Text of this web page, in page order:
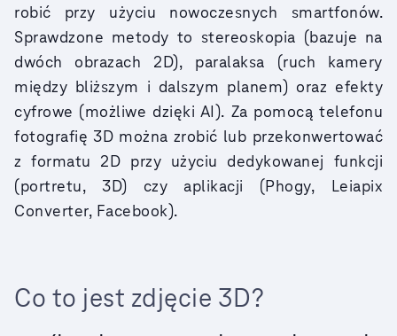
robić przy użyciu nowoczesnych smartfonów.
Sprawdzone metody to stereoskopia (bazuje na
dwóch obrazach 2D), paralaksa (ruch kamery
między bliższym i dalszym planem) oraz efekty
cyfrowe (możliwe dzięki AI). Za pomocą telefonu
fotografię 3D można zrobić lub przekonwertować
z formatu 2D przy użyciu dedykowanej funkcji
(portretu, 3D) czy aplikacji (Phogy, Leiapix
Converter, Facebook).
Co to jest zdjęcie 3D?